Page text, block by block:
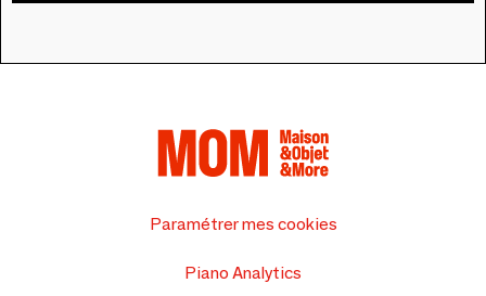
Paramétrer mes cookies
Piano Analytics